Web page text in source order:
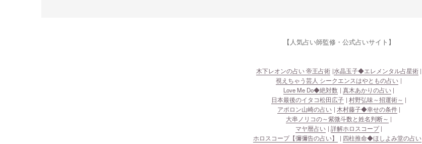
【人気占い師監修・公式占いサイト】
木下レオンの占い 帝王占術 水晶玉子◆エレメンタル占星術
視えちゃう芸人 シークエンスはやともの占い
Love Me Do◆絶対数
真木あかりの占い
日本最後のイタコ松田広子
村野弘味～招運術～
アポロン山崎の占い
木村藤子◆幸せの条件
大串ノリコの～紫微斗数と姓名判断～
マヤ暦占い
詳解ホロスコープ
ホロスコープ【彌彌告の占い】
四柱推命◆ほしよみ堂の占い